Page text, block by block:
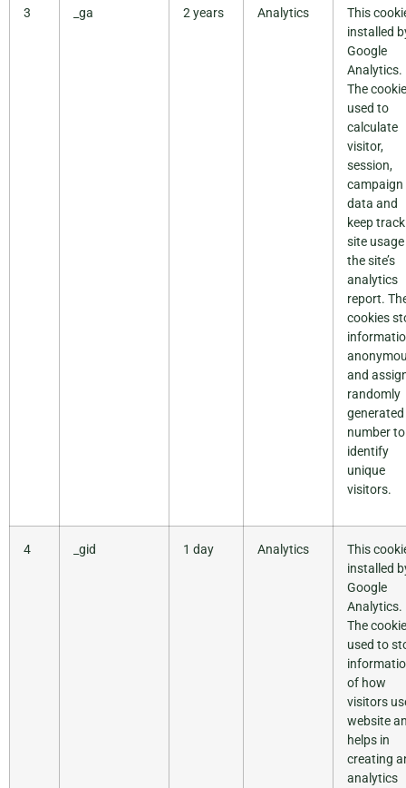
3 _ga 2 years Analytics
This
installed
Google
Analytics.
The
used to
calculate
visitor,
session,
campaign
data and
keep
site
the site’s
analytics
report.
cookies
and
randomly
generated
number to
identify
unique
visitors.
4 _gid 1 day Analytics
This
installed
Google
Analytics.
The
used to
of how
visitors
website
helps in
creating
analytics